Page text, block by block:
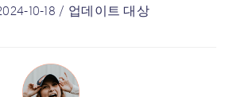
10-18 / 업데이트 대상